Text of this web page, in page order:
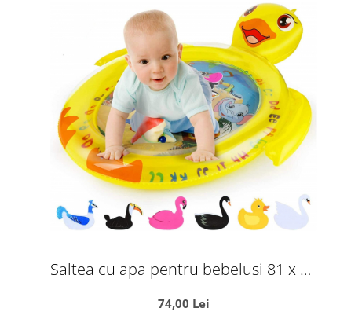
Saltea cu apa pentru bebelusi 81 x 64
74,00 Lei